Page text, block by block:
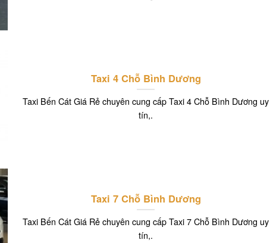
Taxi 4 Chỗ Bình Dương
Taxi Bến Cát Giá Rẻ chuyên cung cấp Taxi 4 Chỗ Bình Dương uy
tín,.
Taxi 7 Chỗ Bình Dương
Taxi Bến Cát Giá Rẻ chuyên cung cấp Taxi 7 Chỗ Bình Dương uy
tín,.